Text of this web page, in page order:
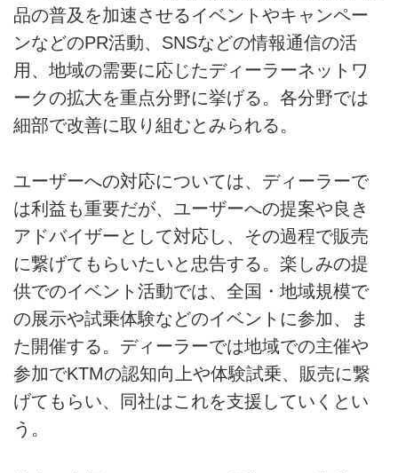
品の普及を加速させるイベントやキャンペー
ンなどのPR活動、SNSなどの情報通信の活
用、地域の需要に応じたディーラーネットワ
ークの拡大を重点分野に挙げる。各分野では
細部で改善に取り組むとみられる。
ユーザーへの対応については、ディーラーで
は利益も重要だが、ユーザーへの提案や良き
アドバイザーとして対応し、その過程で販売
に繋げてもらいたいと忠告する。楽しみの提
供でのイベント活動では、全国・地域規模で
の展示や試乗体験などのイベントに参加、ま
た開催する。ディーラーでは地域での主催や
参加でKTMの認知向上や体験試乗、販売に繋
げてもらい、同社はこれを支援していくとい
う。